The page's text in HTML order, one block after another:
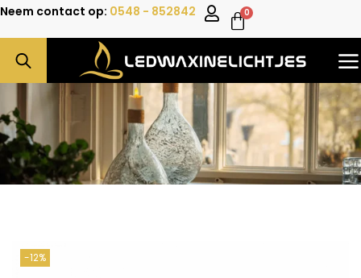
Neem contact op: 0548 - 852842 0
-12%